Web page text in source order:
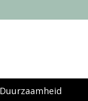
Duurzaamheid